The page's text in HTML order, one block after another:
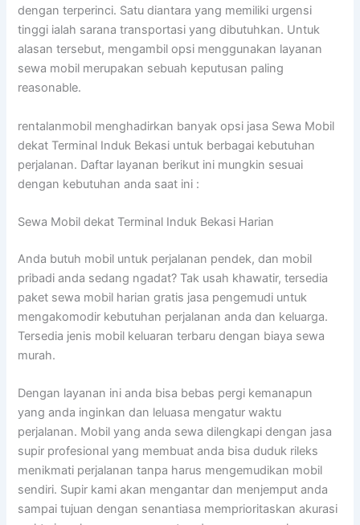
dengan terperinci. Satu diantara yang memiliki urgensi
tinggi ialah sarana transportasi yang dibutuhkan. Untuk
alasan tersebut, mengambil opsi menggunakan layanan
sewa mobil merupakan sebuah keputusan paling
reasonable.
rentalanmobil menghadirkan banyak opsi jasa Sewa Mobil
dekat Terminal Induk Bekasi untuk berbagai kebutuhan
perjalanan. Daftar layanan berikut ini mungkin sesuai
dengan kebutuhan anda saat ini :
Sewa Mobil dekat Terminal Induk Bekasi Harian
Anda butuh mobil untuk perjalanan pendek, dan mobil
pribadi anda sedang ngadat? Tak usah khawatir, tersedia
paket sewa mobil harian gratis jasa pengemudi untuk
mengakomodir kebutuhan perjalanan anda dan keluarga.
Tersedia jenis mobil keluaran terbaru dengan biaya sewa
murah.
Dengan layanan ini anda bisa bebas pergi kemanapun
yang anda inginkan dan leluasa mengatur waktu
perjalanan. Mobil yang anda sewa dilengkapi dengan jasa
supir profesional yang membuat anda bisa duduk rileks
menikmati perjalanan tanpa harus mengemudikan mobil
sendiri. Supir kami akan mengantar dan menjemput anda
sampai tujuan dengan senantiasa memprioritaskan akurasi